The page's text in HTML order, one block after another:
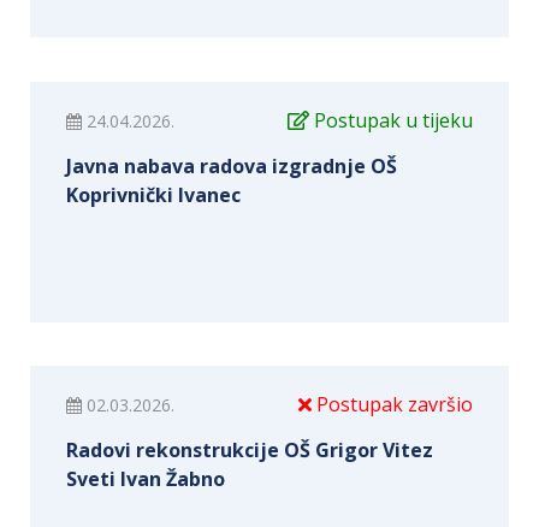
24.04.2026.
Postupak u tijeku
Javna nabava radova izgradnje OŠ
Koprivnički Ivanec
02.03.2026.
Postupak završio
Radovi rekonstrukcije OŠ Grigor Vitez
Sveti Ivan Žabno